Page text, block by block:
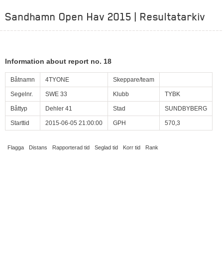
Sandhamn Open Hav 2015 | Resultatarkiv
Information about report no. 18
Båtnamn 4TYONE Skeppare/team
Segelnr. SWE 33 Klubb TYBK
Båttyp Dehler 41 Stad SUNDBYBERG
Starttid 2015-06-05 21:00:00 GPH 570,3
Flagga Distans Rapporterad tid Seglad tid Korr tid Rank